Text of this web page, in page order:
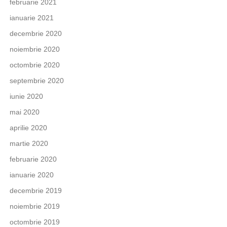
februarie 2021
ianuarie 2021
decembrie 2020
noiembrie 2020
octombrie 2020
septembrie 2020
iunie 2020
mai 2020
aprilie 2020
martie 2020
februarie 2020
ianuarie 2020
decembrie 2019
noiembrie 2019
octombrie 2019